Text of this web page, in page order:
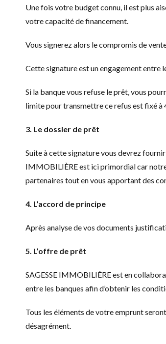
Une fois votre budget connu, il est plus
votre capacité de financement.
Vous signerez alors le compromis de
Cette signature est un engagement
Si la banque vous refuse le prêt, vous
limite pour transmettre ce refus est fixé à
3. Le dossier de prêt
Suite à cette signature vous devrez fournir
IMMOBILIÈRE est ici primordial car
partenaires tout en vous apportant des
4. L’accord de principe
Après analyse de vos documents
5. L’offre de prêt
SAGESSE IMMOBILIÈRE est en
entre les banques afin d’obtenir les
Tous les éléments de votre emprunt
désagrément.